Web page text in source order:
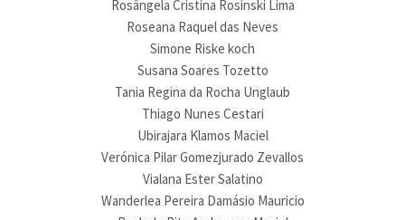
Rosângela Cristina Rosinski Lima
Roseana Raquel das Neves
Simone Riske koch
Susana Soares Tozetto
Tania Regina da Rocha Unglaub
Thiago Nunes Cestari
Ubirajara Klamos Maciel
Verónica Pilar Gomezjurado Zevallos
Vialana Ester Salatino
Wanderlea Pereira Damásio Mauricio